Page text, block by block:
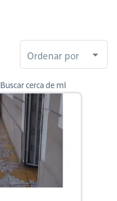
Ordenar por
Buscar cerca de mi